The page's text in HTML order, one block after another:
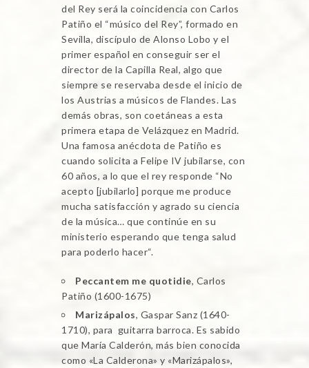
del Rey será la coincidencia con Carlos
Patiño el “músico del Rey”, formado en
Sevilla, discípulo de Alonso Lobo y el
primer español en conseguir ser el
director de la Capilla Real, algo que
siempre se reservaba desde el inicio de
los Austrias a músicos de Flandes. Las
demás obras, son coetáneas a esta
primera etapa de Velázquez en Madrid.
Una famosa anécdota de Patiño es
cuando solicita a Felipe IV jubilarse, con
60 años, a lo que el rey responde “No
acepto [jubilarlo] porque me produce
mucha satisfacción y agrado su ciencia
de la música… que continúe en su
ministerio esperando que tenga salud
para poderlo hacer“.
Peccantem me quotidie, Carlos
Patiño (1600-1675)
Marizápalos, Gaspar Sanz (1640-
1710), para guitarra barroca. Es sabido
que María Calderón, más bien conocida
como «La Calderona» y «Marizápalos»,